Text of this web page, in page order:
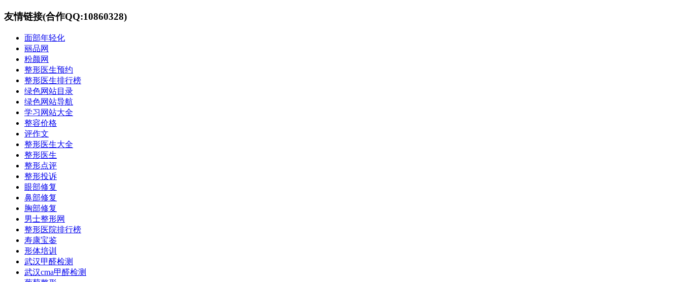
友情链接(合作QQ:10860328)
面部年轻化
丽品网
粉颜网
整形医生预约
整形医生排行榜
绿色网站目录
绿色网站导航
学习网站大全
整容价格
评作文
整形医生大全
整形医生
整形点评
整形投诉
眼部修复
鼻部修复
胸部修复
男士整形网
整形医院排行榜
寿康宝鉴
形体培训
武汉甲醛检测
武汉cma甲醛检测